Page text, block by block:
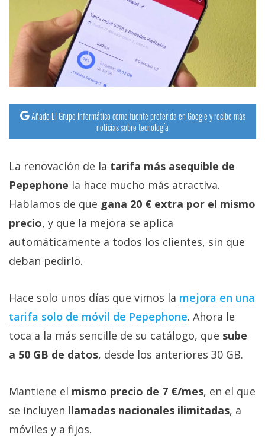
Añade El Grupo Informático como fuente preferida en Google y recibe más
noticias sobre tecnología
La renovación de la tarifa más asequible de
Pepephone la hace mucho más atractiva.
Hablamos de que gana 20 € extra por el mismo
precio, y que la mejora se aplica
automáticamente a todos los clientes, sin que
deban pedirlo.
Hace solo unos días que vimos la mejora en una
tarifa solo de móvil de Pepephone‎. Ahora le
toca a la más sencille de su catálogo, que sube
a 50 GB de datos, desde los anteriores 30 GB.
Mantiene el mismo precio de 7 €/mes, en el que
se incluyen llamadas nacionales ilimitadas, a
móviles y a fijos.